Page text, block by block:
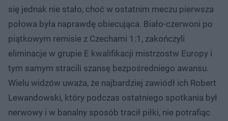
się jednak nie stało, choć w ostatnim meczu pierwsza
połowa była naprawdę obiecująca. Biało-czerwoni po
piątkowym remisie z Czechami 1:1, zakończyli
eliminacje w grupie E kwalifikacji mistrzostw Europy i
tym samym stracili szansę bezpośredniego awansu.
Wielu widzów uważa, że najbardziej zawiódł ich Robert
Lewandowski, który podczas ostatniego spotkania był
nerwowy i w banalny sposób tracił piłki, nie potrafiąc